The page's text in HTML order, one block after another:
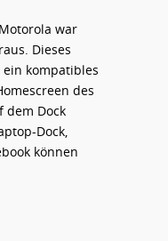
war
Dieses
kompatibles
des
dem Dock
Dock,
können